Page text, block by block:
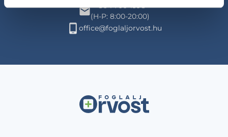
+36 1 700-1398
(H-P: 8:00-20:00)
office@foglaljorvost.hu